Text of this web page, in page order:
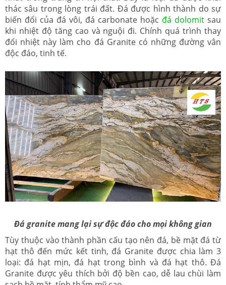
thác sâu trong lòng trái đất. Đá được hình thành do sự
biến đổi của đá vôi, đá carbonate hoặc đá dolomit sau
khi nhiệt độ tăng cao và nguội đi. Chính quá trình thay
đổi nhiệt này làm cho đá Granite có những đường vân
độc đáo, tinh tế.
Đá granite mang lại sự độc đáo cho mọi không gian
Tùy thuộc vào thành phần cấu tạo nên đá, bề mặt đá từ
hạt thô đến mức kết tinh, đá Granite được chia làm 3
loại: đá hạt mịn, đá hạt trong bình và đá hạt thô. Đá
Granite được yêu thích bởi độ bền cao, dễ lau chùi làm